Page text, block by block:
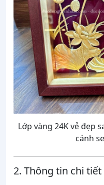
Lớp vàng 24K vẻ đẹp
cánh
2. Thông tin chi